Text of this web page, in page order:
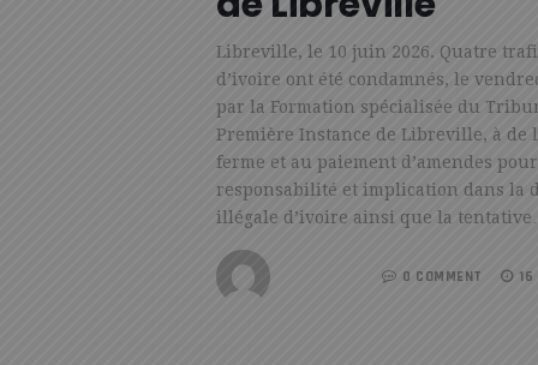
Libreville, le 10 juin 2026. Quatre
d’ivoire ont été condamnés, le
par la Formation spécialisée du
Première Instance de Libreville, à de
ferme et au paiement d’amendes
responsabilité et implication dans la
illégale d’ivoire ainsi que la
0 COMMENT